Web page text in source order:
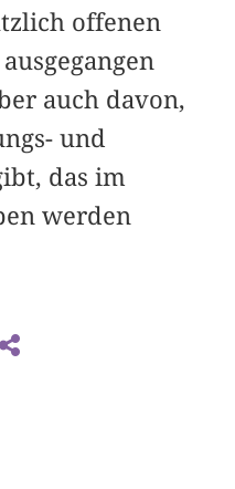
offenen
auch davon,
und
das im
werden